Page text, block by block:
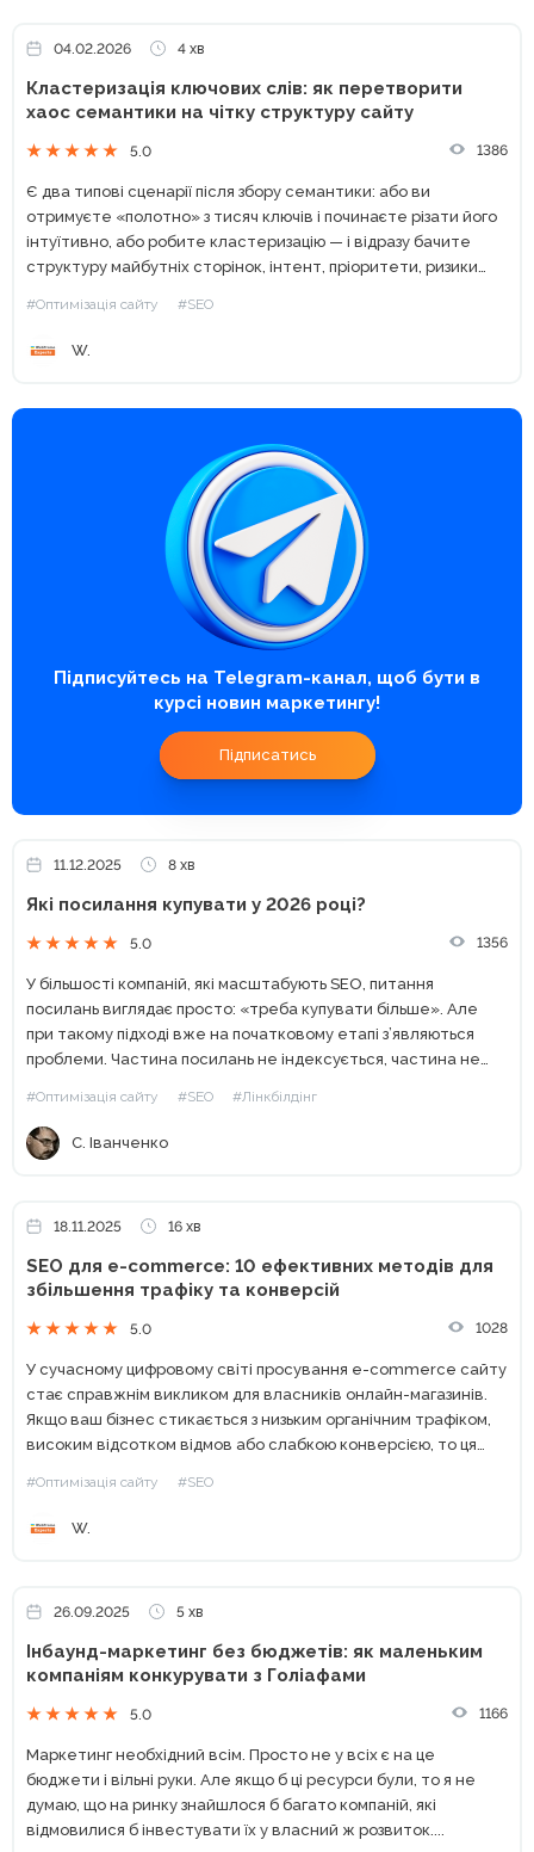
04.02.2026 4 хв
Кластеризація ключових слів: як перетворити
хаос семантики на чітку структуру сайту
5.0 1386
Є два типові сценарії після збору семантики: або ви
отримуєте «полотно» з тисяч ключів і починаєте різати його
інтуїтивно, або робите кластеризацію — і відразу бачите
структуру майбутніх сторінок, інтент, пріоритети, ризики
#Оптимізація сайту #SEO
W.
Підписуйтесь на Telegram-канал, щоб бути в
курсі новин маркетингу!
Підписатись
11.12.2025 8 хв
Які посилання купувати у 2026 році?
5.0 1356
У більшості компаній, які масштабують SEO, питання
посилань виглядає просто: «треба купувати більше». Але
при такому підході вже на початковому етапі з’являються
проблеми. Частина посилань не індексується, частина не
зливається в...
#Оптимізація сайту #SEO #Лінкбілдінг
С. Іванченко
18.11.2025 16 хв
SEO для e-commerce: 10 ефективних методів для
збільшення трафіку та конверсій
5.0 1028
У сучасному цифровому світі просування e-commerce сайту
стає справжнім викликом для власників онлайн-магазинів.
Якщо ваш бізнес стикається з низьким органічним трафіком,
високим відсотком відмов або слабкою конверсією, то ця
асортимент і конкурентні...
#Оптимізація сайту #SEO
W.
26.09.2025 5 хв
Інбаунд-маркетинг без бюджетів: як маленьким
компаніям конкурувати з Голіафами
5.0 1166
Маркетинг необхідний всім. Просто не у всіх є на це
бюджети і вільні руки. Але якщо б ці ресурси були, то я не
думаю, що на ринку знайшлося б багато компаній, які
відмовилися б інвестувати їх у власний ж розвиток....